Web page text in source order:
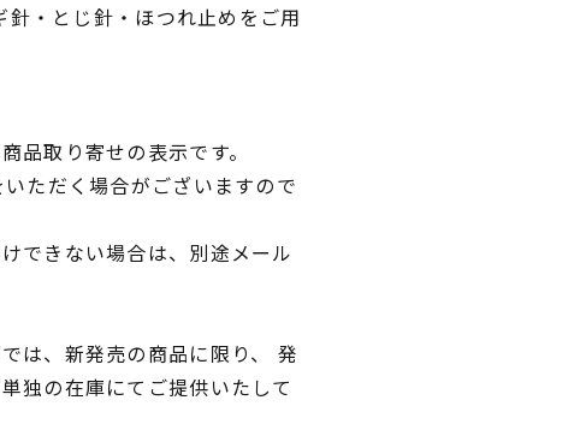
・とじ針・ほつれ止めをご用
品取り寄せの表示です。
ただく場合がございますので
できない場合は、別途メール
は、新発売の商品に限り、 発
独の在庫にてご提供いたして